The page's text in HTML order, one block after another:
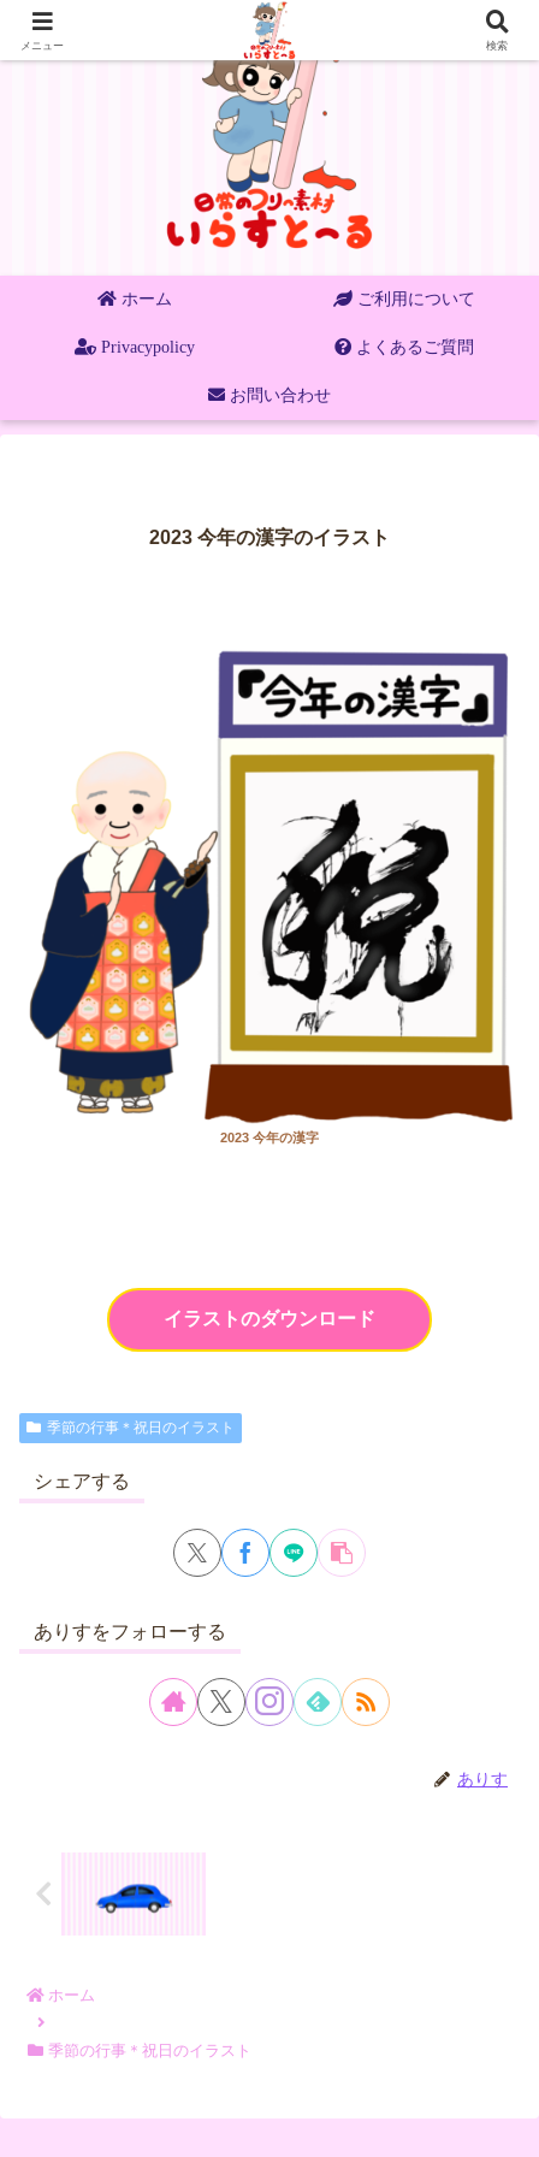
ホーム ご利用について
Privacypolicy よくあるご質問
お問い合わせ
2023 今年の漢字のイラスト
2023 今年の漢字
イラストのダウンロード
季節の行事＊祝日のイラスト
シェアする
ありすをフォローする
ありす
ホーム
季節の行事＊祝日のイラスト
メニュー 検索